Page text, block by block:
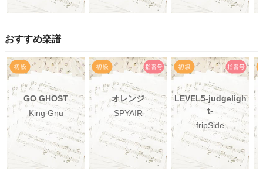
おすすめ楽譜
GO GHOST
King Gnu
オレンジ
SPYAIR
LEVEL5-judgeligh
t-
fripSide